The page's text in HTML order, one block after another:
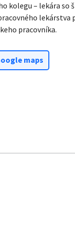
kolegu – lekára
pracovníka.
maps